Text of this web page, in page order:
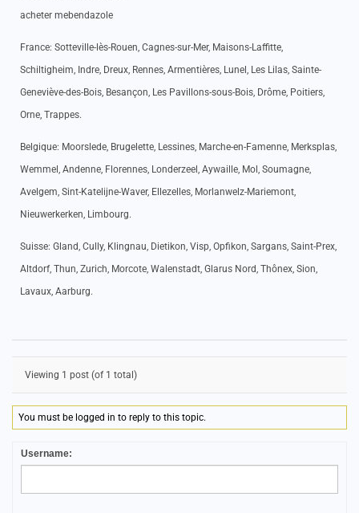
acheter mebendazole
France: Sotteville-lès-Rouen, Cagnes-sur-Mer, Maisons-Laffitte,
Schiltigheim, Indre, Dreux, Rennes, Armentières, Lunel, Les Lilas, Sainte-
Geneviève-des-Bois, Besançon, Les Pavillons-sous-Bois, Drôme, Poitiers,
Orne, Trappes.
Belgique: Moorslede, Brugelette, Lessines, Marche-en-Famenne, Merksplas,
Wemmel, Andenne, Florennes, Londerzeel, Aywaille, Mol, Soumagne,
Avelgem, Sint-Katelijne-Waver, Ellezelles, Morlanwelz-Mariemont,
Nieuwerkerken, Limbourg.
Suisse: Gland, Cully, Klingnau, Dietikon, Visp, Opfikon, Sargans, Saint-Prex,
Altdorf, Thun, Zurich, Morcote, Walenstadt, Glarus Nord, Thônex, Sion,
Lavaux, Aarburg.
Viewing 1 post (of 1 total)
You must be logged in to reply to this topic.
Username: